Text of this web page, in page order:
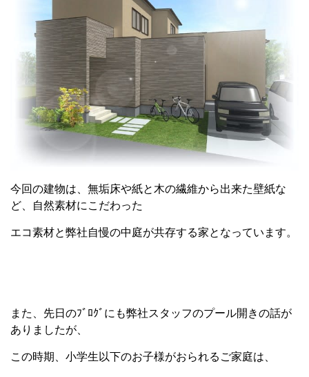
今回の建物は、無垢床や紙と木の繊維から出来た壁紙な
ど、自然素材にこだわった
エコ素材と弊社自慢の中庭が共存する家となっています。
また、先日のﾌﾞﾛｸﾞにも弊社スタッフのプール開きの話が
ありましたが、
この時期、小学生以下のお子様がおられるご家庭は、